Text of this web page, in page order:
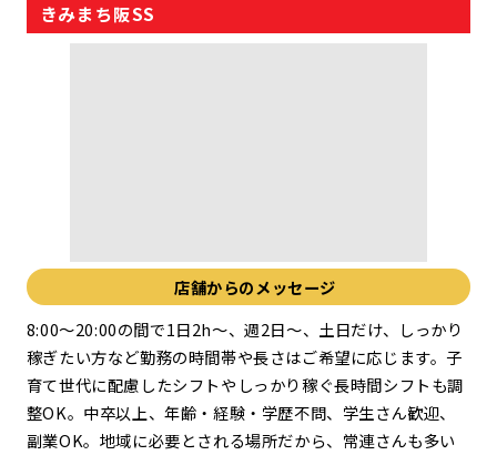
きみまち阪SS
店舗からのメッセージ
8:00～20:00の間で1日2h～、週2日～、土日だけ、しっかり
稼ぎたい方など勤務の時間帯や長さはご希望に応じます。子
育て世代に配慮したシフトやしっかり稼ぐ長時間シフトも調
整OK。中卒以上、年齢・経験・学歴不問、学生さん歓迎、
副業OK。地域に必要とされる場所だから、常連さんも多い